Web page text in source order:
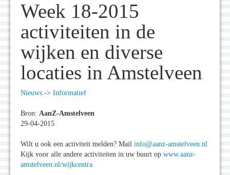
Week 18-2015
activiteiten in de
wijken en diverse
locaties in Amstelveen
Nieuws -> Informatief
Bron: AanZ-Amstelveen
29-04-2015
Wilt u ook een activiteit melden? Mail info@aanz-amstelveen.nl
Kijk voor alle andere activiteiten in uw buurt op www.aanz-
amstelveen.nl/wijkcentra